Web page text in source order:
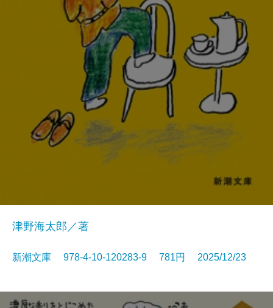
津野海太郎／著
新潮文庫 978-4-10-120283-9 781円 2025/12/23